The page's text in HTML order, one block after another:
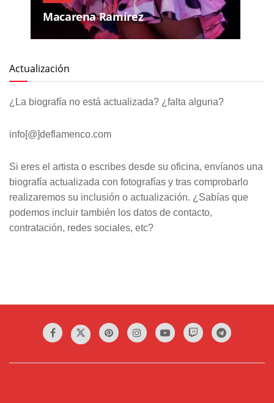
Macarena Ramírez
Actualización
¿La biografía no está actualizada? ¿falta alguna?
info[@]deflamenco.com
Si eres el artista o escribes desde su oficina, envíanos una
biografía actualizada con fotografías y tras comprobarlo
realizaremos su inclusión o actualización. ¿Sabías que
podemos incluir también los datos de contacto,
contratación, redes sociales, etc?